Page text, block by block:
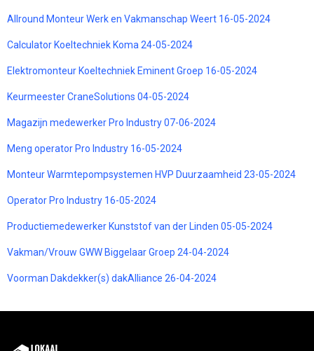
Allround Monteur Werk en Vakmanschap Weert 16-05-2024
Calculator Koeltechniek Koma 24-05-2024
Elektromonteur Koeltechniek Eminent Groep 16-05-2024
Keurmeester CraneSolutions 04-05-2024
Magazijn medewerker Pro Industry 07-06-2024
Meng operator Pro Industry 16-05-2024
Monteur Warmtepompsystemen HVP Duurzaamheid 23-05-2024
Operator Pro Industry 16-05-2024
Productiemedewerker Kunststof van der Linden 05-05-2024
Vakman/Vrouw GWW Biggelaar Groep 24-04-2024
Voorman Dakdekker(s) dakAlliance 26-04-2024